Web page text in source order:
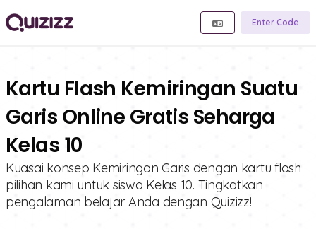
Enter Code
Kartu Flash Kemiringan Suatu
Garis Online Gratis Seharga
Kelas 10
Kuasai konsep Kemiringan Garis dengan kartu flash
pilihan kami untuk siswa Kelas 10. Tingkatkan
pengalaman belajar Anda dengan Quizizz!